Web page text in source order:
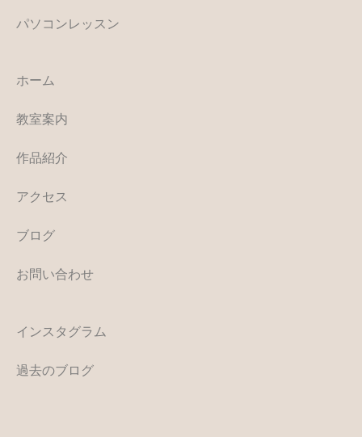
パソコンレッスン
ホーム
教室案内
作品紹介
アクセス
ブログ
お問い合わせ
インスタグラム
過去のブログ